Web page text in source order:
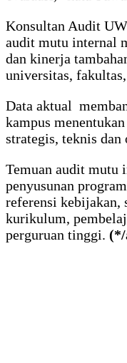
Konsultan Audit
audit mutu internal
dan kinerja
universitas,
Data aktual
kampus
strategis, teknis dan
Temuan audit mutu
penyusunan
referensi kebijakan,
kurikulum,
perguruan tinggi. (*/